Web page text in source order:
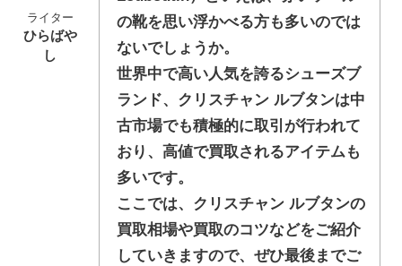
ライター
ひらばや
し
の靴を思い浮かべる方も多いのでは
ないでしょうか。
世界中で高い人気を誇るシューズブ
ランド、クリスチャン ルブタンは中
古市場でも積極的に取引が行われて
おり、高値で買取されるアイテムも
多いです。
ここでは、クリスチャン ルブタンの
買取相場や買取のコツなどをご紹介
していきますので、ぜひ最後までご